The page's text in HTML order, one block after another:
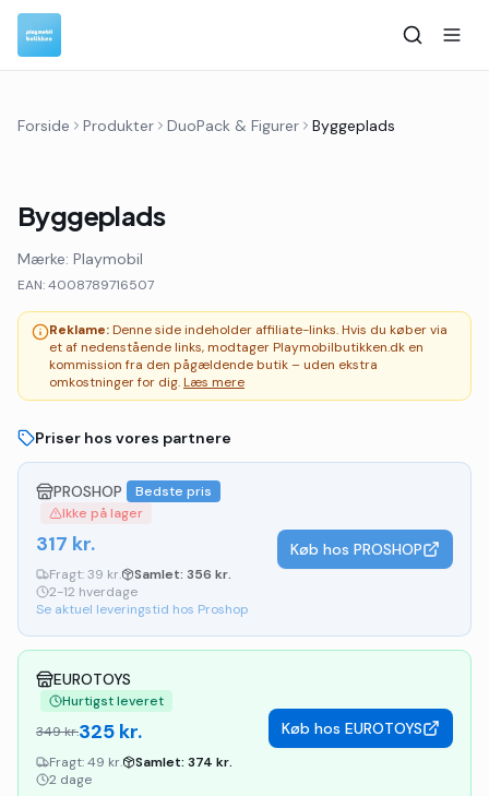
Forside Produkter DuoPack & Figurer Byggeplads
Byggeplads
Mærke: Playmobil
EAN:4008789716507
Reklame:Denne side indeholder affiliate-links. Hvis du køber via
et af nedenstående links, modtager Playmobilbutikken.dk en
kommission fra den pågældende butik – uden ekstra
omkostninger for dig.Læs mere
Priser hos vores partnere
PROSHOP
Bedste pris
Ikke på lager
317 kr.
Fragt:39 kr. Samlet: 356 kr.
2-12 hverdage
Se aktuel leveringstid hos Proshop
Køb hos PROSHOP
EUROTOYS
Hurtigst leveret
349kr.325 kr.
Fragt:49 kr. Samlet: 374 kr.
2 dage
Køb hos EUROTOYS